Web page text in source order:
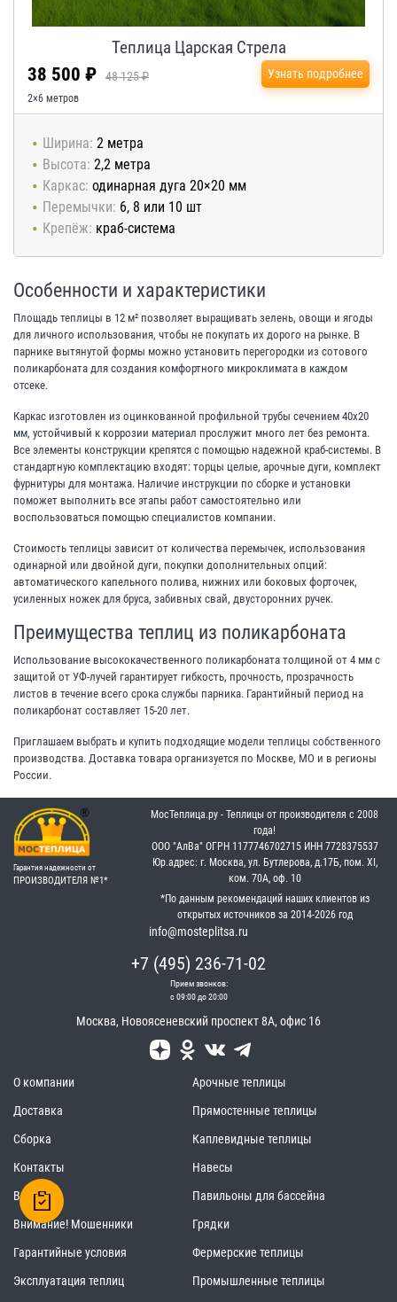
Теплица Царская Стрела
38 500 ₽ 48 125 ₽
2×6 метров
Узнать подробнее
Ширина: 2 метра
Высота: 2,2 метра
Каркас: одинарная дуга 20×20 мм
Перемычки: 6, 8 или 10 шт
Крепёж: краб-система
Особенности и характеристики
Площадь теплицы в 12 м² позволяет выращивать зелень, овощи и ягоды
для личного использования, чтобы не покупать их дорого на рынке. В
парнике вытянутой формы можно установить перегородки из сотового
поликарбоната для создания комфортного микроклимата в каждом
отсеке.
Каркас изготовлен из оцинкованной профильной трубы сечением 40х20
мм, устойчивый к коррозии материал прослужит много лет без ремонта.
Все элементы конструкции крепятся с помощью надежной краб-системы. В
стандартную комплектацию входят: торцы целые, арочные дуги, комплект
фурнитуры для монтажа. Наличие инструкции по сборке и установки
поможет выполнить все этапы работ самостоятельно или
воспользоваться помощью специалистов компании.
Стоимость теплицы зависит от количества перемычек, использования
одинарной или двойной дуги, покупки дополнительных опций:
автоматического капельного полива, нижних или боковых форточек,
усиленных ножек для бруса, забивных свай, двусторонних ручек.
Преимущества теплиц из поликарбоната
Использование высококачественного поликарбоната толщиной от 4 мм с
защитой от УФ-лучей гарантирует гибкость, прочность, прозрачность
листов в течение всего срока службы парника. Гарантийный период на
поликарбонат составляет 15-20 лет.
Приглашаем выбрать и купить подходящие модели теплицы собственного
производства. Доставка товара организуется по Москве, МО и в регионы
России.
Гарантия надежности от
ПРОИЗВОДИТЕЛЯ №1*
МосТеплица.ру - Теплицы от производителя с 2008
года!
OOO "АлВа" OГРН ‎1177746702715 ИНН ‎7728375537
Юр.адрес: г. Москва, ул. Бутлерова, д.17Б, пом. XI,
ком. 70А, оф. 10
*По данным рекомендаций наших клиентов из
открытых источников за 2014-2026 год
О компании
Доставка
Сборка
Контакты
Вакансии
Внимание! Мошенники
Гарантийные условия
Эксплуатация теплиц
Арочные теплицы
Прямостенные теплицы
Каплевидные теплицы
Навесы
Павильоны для бассейна
Грядки
Фермерские теплицы
Промышленные теплицы
info@mosteplitsa.ru
+7 (495) 236-71-02
Прием звонков:
с 09:00 до 20:00
Москва, Новоясеневский проспект 8А, офис 16